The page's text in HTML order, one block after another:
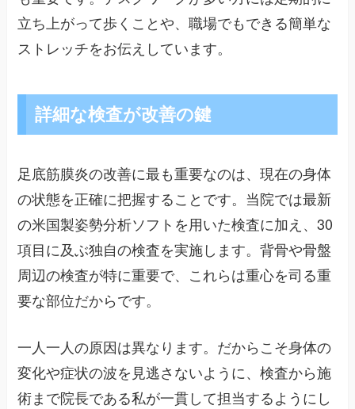
立ち上がって歩くことや、職場でもできる簡単な
ストレッチをお伝えしています。
詳細な検査が改善の鍵
足底筋膜炎の改善に最も重要なのは、現在の身体
の状態を正確に把握することです。当院では最新
の米国製姿勢分析ソフトを用いた検査に加え、30
項目に及ぶ独自の検査を実施します。背骨や骨盤
周辺の検査が特に重要で、これらは重心を司る重
要な部位だからです。
一人一人の原因は異なります。だからこそ身体の
変化や症状の波を見逃さないように、検査から施
術まで院長である私が一貫して担当するようにし